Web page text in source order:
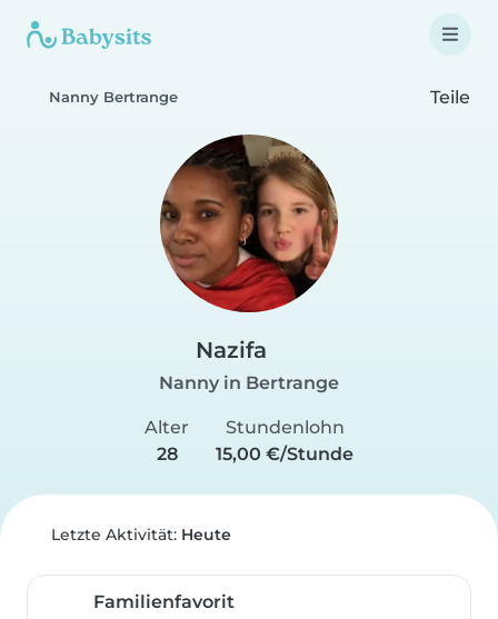
Nanny Bertrange Teile
Nazifa
Nanny in Bertrange
Alter
28
Stundenlohn
15,00 €/Stunde
Letzte Aktivität: Heute
Familienfavorit